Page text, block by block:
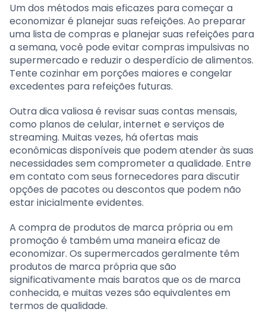
Um dos métodos mais eficazes para começar a
economizar é planejar suas refeições. Ao preparar
uma lista de compras e planejar suas refeições para
a semana, você pode evitar compras impulsivas no
supermercado e reduzir o desperdício de alimentos.
Tente cozinhar em porções maiores e congelar
excedentes para refeições futuras.
Outra dica valiosa é revisar suas contas mensais,
como planos de celular, internet e serviços de
streaming. Muitas vezes, há ofertas mais
econômicas disponíveis que podem atender às suas
necessidades sem comprometer a qualidade. Entre
em contato com seus fornecedores para discutir
opções de pacotes ou descontos que podem não
estar inicialmente evidentes.
A compra de produtos de marca própria ou em
promoção é também uma maneira eficaz de
economizar. Os supermercados geralmente têm
produtos de marca própria que são
significativamente mais baratos que os de marca
conhecida, e muitas vezes são equivalentes em
termos de qualidade.